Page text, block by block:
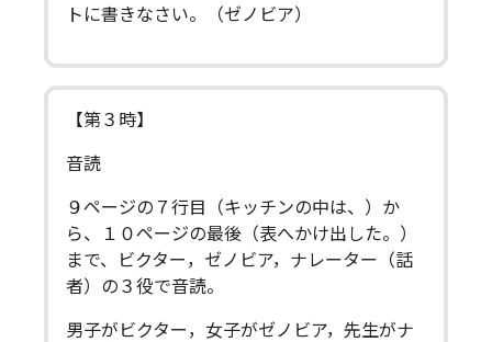
トに書きなさい。（ゼノビア）
【第３時】
音読
９ページの７行目（キッチンの中は、）か
ら、１０ページの最後（表へかけ出した。）
まで、ビクター，ゼノビア，ナレーター（話
者）の３役で音読。
男子がビクター，女子がゼノビア，先生がナ